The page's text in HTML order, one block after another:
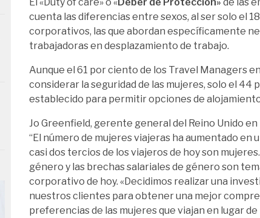
cuenta las diferencias entre sexos, al ser solo el
corporativos, las que abordan específicamente
trabajadoras en desplazamiento de trabajo.
Aunque el 61 por ciento de los Travel Managers
considerar la seguridad de las mujeres, solo el 44
establecido para permitir opciones de
Jo Greenfield, gerente general del Reino Unido
“El número de mujeres viajeras ha aumentado en
casi dos tercios de los viajeros de hoy son
género y las brechas salariales de género son
corporativo de hoy. «Decidimos realizar una
nuestros clientes para obtener una mejor
preferencias de las mujeres que viajan en lugar